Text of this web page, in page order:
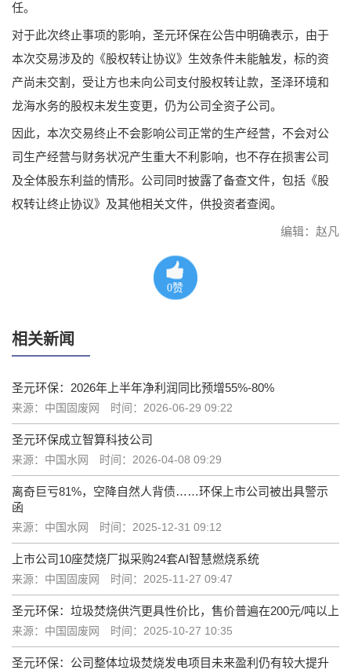
任。
对于此次终止事项的影响，圣元环保在公告中明确表示，由于
本次交易涉及的《股权转让协议》生效条件未能触发，标的资
产尚未交割，受让方也未向公司支付股权转让款，圣泽环境和
龙海水务的股权未发生变更，仍为公司全资子公司。
因此，本次交易终止不会影响公司正常的生产经营，不会对公
司生产经营与财务状况产生重大不利影响，也不存在损害公司
及全体股东利益的情形。公司同时披露了备查文件，包括《股
权转让终止协议》及其他相关文件，供投资者查阅。
编辑：赵凡
0赞
相关新闻
圣元环保：2026年上半年净利润同比预增55%-80%
来源：中国固废网 时间：2026-06-29 09:22
圣元环保成立智算科技公司
来源：中国水网 时间：2026-04-08 09:29
离奇巨亏81%，空降自然人背债……环保上市公司被出具警示
函
来源：中国水网 时间：2025-12-31 09:12
上市公司10座焚烧厂拟采购24套AI智慧燃烧系统
来源：中国固废网 时间：2025-11-27 09:47
圣元环保：垃圾焚烧供汽更具性价比，售价普遍在200元/吨以上
来源：中国固废网 时间：2025-10-27 10:35
圣元环保：公司整体垃圾焚烧发电项目未来盈利仍有较大提升